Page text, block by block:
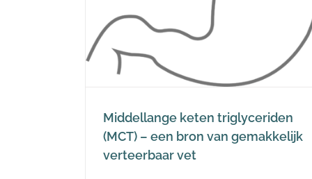
Middellange keten triglyceriden
(MCT) – een bron van gemakkelijk
verteerbaar vet